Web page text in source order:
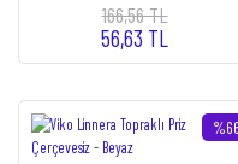
166,56 TL
56,63 TL
%66